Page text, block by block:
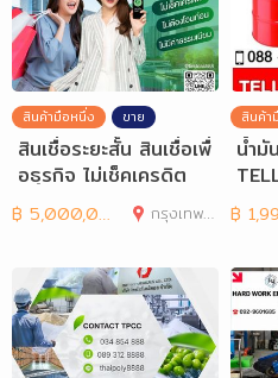
สินค้ามือหนึ่ง ขาย
สินเชื่อระยะสั้น สินเชื่อเพื่
อธุรกิจ ไม่เช็คเครดิต
฿ 5,000,000 กรุงเทพมหานคร
สินค้า
น้ำมั
฿